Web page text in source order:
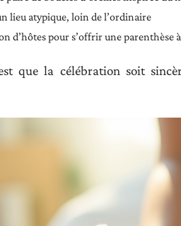
lieu atypique, loin de l’ordinaire
d’hôtes pour s’offrir une parenthèse
que la célébration soit